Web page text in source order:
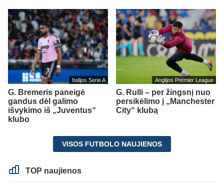
Italijos Serie A
G. Bremeris paneigė
gandus dėl galimo
išvykimo iš „Juventus“
klubo
Anglijos Premier League
G. Rulli – per žingsnį nuo
persikėlimo į „Manchester
City“ klubą
VISOS FUTBOLO NAUJIENOS
TOP naujienos